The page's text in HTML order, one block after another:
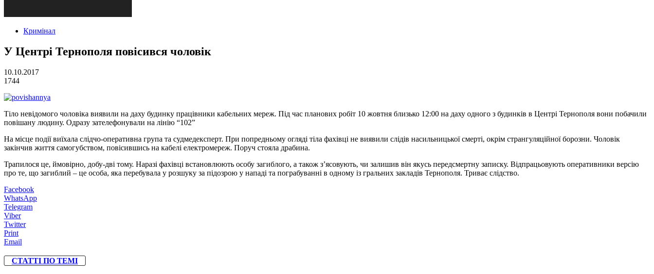
Кримінал
У Центрі Тернополя повісився чоловік
10.10.2017
1744
Тіло невідомого чоловіка виявили на даху будинку працівники кабельних мереж. Під час планових робіт 10 жовтня близько 12:00 на даху одного з будинків в Центрі Тернополя вони побачили
повішану людину. Одразу зателефонували на лінію “102”
На місце події виїхала слідчо-оперативна група та судмедексперт. При попредньому огляді тіла фахівці не виявили слідів насильницької смерті, окрім странгуляційної борозни. Чоловік
закінчив життя самогубством, повісившись на кабелі електромереж. Поруч стояла драбина.
Трапилося це, ймовірно, добу-дві тому. Наразі фахівці встановлюють особу загиблого, а також з’ясовують, чи залишив він якусь передсмертну записку. Відпрацьовують оперативники версію
про те, що загиблий – це особа, яка перебувала у розшуку за підозрою у нападі та пограбуванні в одному із гральних закладів Тернополя. Триває слідство.
Facebook
WhatsApp
Telegram
Viber
Twitter
Print
Email
СТАТТІ ПО ТЕМІ